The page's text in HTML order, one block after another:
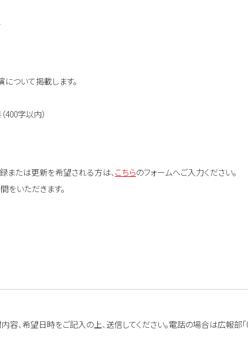
ついて掲載します。
400字以内）
または更新を希望される方は、こちらのフォームへご入力ください。
いただきます。
容、希望日時をご記入の上、送信してください。電話の場合は広報部「